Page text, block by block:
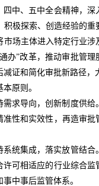
四中、五中全会精神，
积极探索、创造经验的
市场主体进入特定行业
办”改革，推动审批管理
减证和简化审批新路径，
本原则。
求导向，创新制度供给
准性和实效性，再造审
统集成，落实放管结合
许可相适应的行业综合
中事后监管体系。